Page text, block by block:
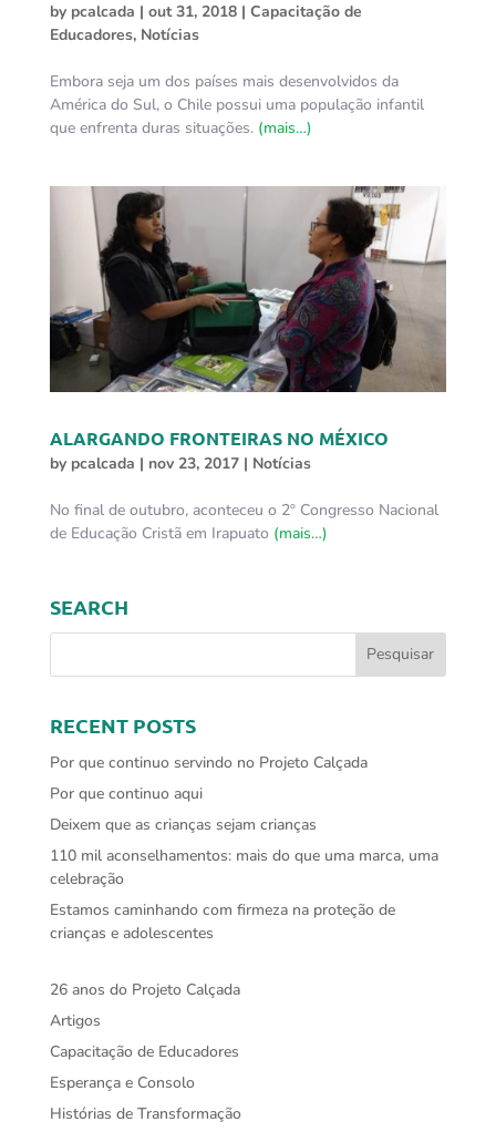
by pcalcada | out 31, 2018| Capacitação de
Educadores, Notícias
Embora seja um dos países mais desenvolvidos da
América do Sul, o Chile possui uma população infantil
que enfrenta duras situações. (mais…)
ALARGANDO FRONTEIRAS NO MÉXICO
by pcalcada | nov 23, 2017| Notícias
No final de outubro, aconteceu o 2º Congresso Nacional
de Educação Cristã em Irapuato (mais…)
SEARCH
RECENT POSTS
Por que continuo servindo no Projeto Calçada
Por que continuo aqui
Deixem que as crianças sejam crianças
110 mil aconselhamentos: mais do que uma marca, uma
celebração
Estamos caminhando com firmeza na proteção de
crianças e adolescentes
26 anos do Projeto Calçada
Artigos
Capacitação de Educadores
Esperança e Consolo
Histórias de Transformação